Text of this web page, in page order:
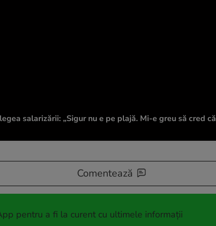
salarizării: „Sigur nu e pe plajă. Mi-e greu să cred că
Comentează
pentru a fi la curent cu ultimele informații